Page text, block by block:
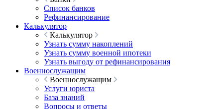
Список банков
Рефинансирование
Калькулятор
Калькулятор
Узнать сумму накоплений
Узнать сумму военной ипотеки
Узнать выгоду от рефинансирования
Военнослужащим
Военнослужащим
Услуги юриста
База знаний
Вопросы и ответы